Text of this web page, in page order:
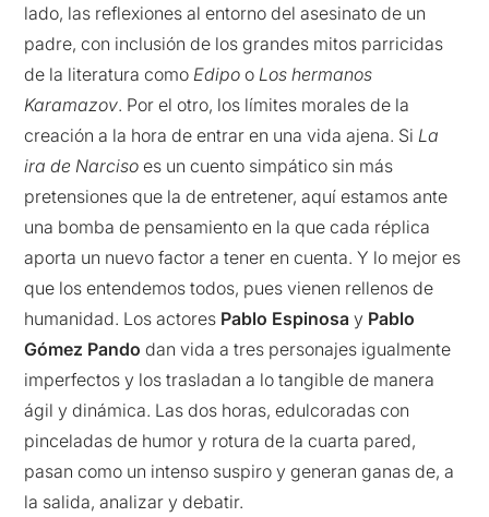
lado, las reflexiones al entorno del asesinato de un
padre, con inclusión de los grandes mitos parricidas
de la literatura como Edipo o Los hermanos
Karamazov. Por el otro, los límites morales de la
creación a la hora de entrar en una vida ajena. Si La
ira de Narciso es un cuento simpático sin más
pretensiones que la de entretener, aquí estamos ante
una bomba de pensamiento en la que cada réplica
aporta un nuevo factor a tener en cuenta. Y lo mejor es
que los entendemos todos, pues vienen rellenos de
humanidad. Los actores Pablo Espinosa y Pablo
Gómez Pandodan vida a tres personajes igualmente
imperfectos y los trasladan a lo tangible de manera
ágil y dinámica. Las dos horas, edulcoradas con
pinceladas de humor y rotura de la cuarta pared,
pasan como un intenso suspiro y generan ganas de, a
la salida, analizar y debatir.